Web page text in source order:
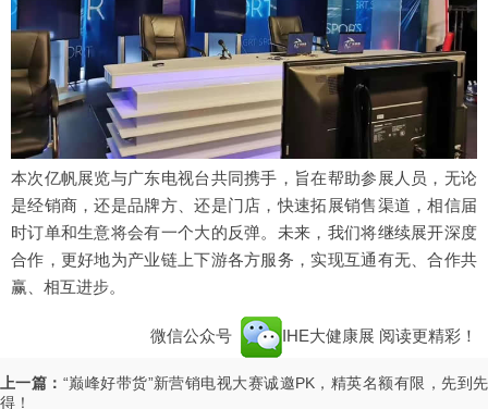
本次亿帆展览与广东电视台共同携手，旨在帮助参展人员，无论
是经销商，还是品牌方、还是门店，快速拓展销售渠道，相信届
时订单和生意将会有一个大的反弹。未来，我们将继续展开深度
合作，更好地为产业链上下游各方服务，实现互通有无、合作共
赢、相互进步。
微信公众号 IHE大健康展 阅读更精彩！
上一篇： “巅峰好带货”新营销电视大赛诚邀PK，精英名额有限，先到先
得！